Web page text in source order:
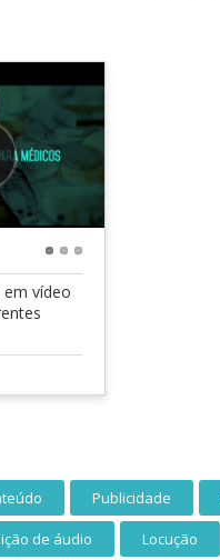
vídeo
Publicidade
de áudio Locução